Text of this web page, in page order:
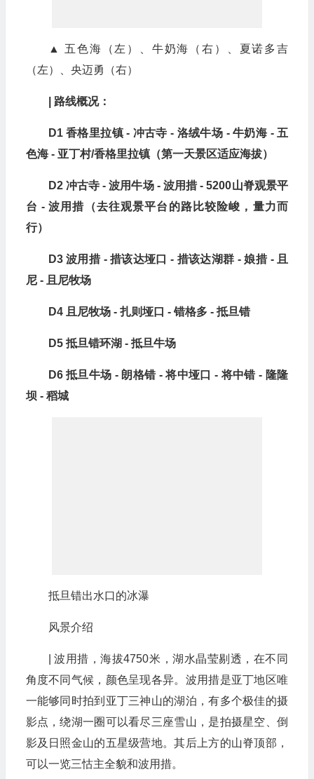
▲ 五色海（左）、牛奶海（右）、夏诺多吉
（左）、央迈勇（右）
| 路线概况：
D1 香格里拉镇 - 冲古寺 - 洛绒牛场 - 牛奶海 - 五
色海 - 亚丁村/香格里拉镇（第一天景区适应海拔）
D2 冲古寺 - 波用牛场 - 波用措 - 5200山脊观景平
台 - 波用措（去往观景平台的路比较险峻，量力而
行）
D3 波用措 - 措该达垭口 - 措该达湖群 - 娘措 - 且
尼 - 且尼牧场
D4 且尼牧场 - 扎则垭口 - 错格多 - 抵旦错
D5 抵旦错环湖 - 抵旦牛场
D6 抵旦牛场 - 朗格错 - 将中垭口 - 将中错 - 隆隆
坝 - 稻城
抵旦错出水口的冰瀑
风景介绍
| 波用措，海拔4750米，湖水晶莹剔透，在不同
角度不同气候，颜色呈现各异。波用措是亚丁地区唯
一能够同时拍到亚丁三神山的湖泊，有多个极佳的摄
影点，绕湖一圈可以看尽三座雪山，是拍摄星空、倒
影及日照金山的五星级营地。其后上方的山脊顶部，
可以一览三怙主全貌和波用措。